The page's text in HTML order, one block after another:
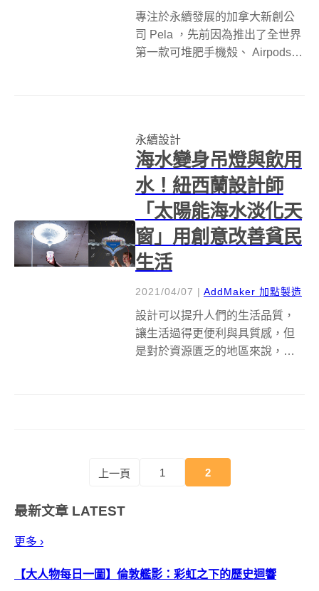
專注於永續發展的加拿大新創公
司 Pela ，先前因為推出了全世界
第一款可堆肥手機殼、 Airpods
和生物可分解塑膠...
永續設計
海水變身吊燈與飲用
水！紐西蘭設計師
「太陽能海水淡化天
窗」用創意改善貧民
生活
2021/04/07 | AddMaker 加點製造
設計可以提升人們的生活品質，
讓生活過得更便利與具質感，但
是對於資源匱乏的地區來說，滿
上一頁 1 2
最新文章 LATEST
更多 ›
【大人物每日一圖】倫敦艦影：彩虹之下的歷史迴響